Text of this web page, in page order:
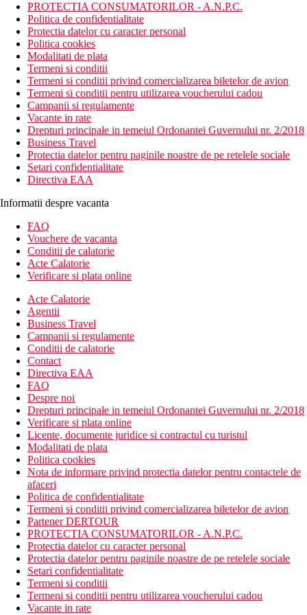
PROTECTIA CONSUMATORILOR - A.N.P.C.
Politica de confidentialitate
Protectia datelor cu caracter personal
Politica cookies
Modalitati de plata
Termeni si conditii
Termeni si conditii privind comercializarea biletelor de avion
Termeni si conditii pentru utilizarea voucherului cadou
Campanii si regulamente
Vacante in rate
Drepturi principale in temeiul Ordonantei Guvernului nr. 2/2018
Business Travel
Protectia datelor pentru paginile noastre de pe retelele sociale
Setari confidentialitate
Directiva EAA
Informatii despre vacanta
FAQ
Vouchere de vacanta
Conditii de calatorie
Acte Calatorie
Verificare si plata online
Acte Calatorie
Agentii
Business Travel
Campanii si regulamente
Conditii de calatorie
Contact
Directiva EAA
FAQ
Despre noi
Drepturi principale in temeiul Ordonantei Guvernului nr. 2/2018
Verificare si plata online
Licente, documente juridice si contractul cu turistul
Modalitati de plata
Politica cookies
Nota de informare privind protectia datelor pentru contactele de
afaceri
Politica de confidentialitate
Termeni si conditii privind comercializarea biletelor de avion
Partener DERTOUR
PROTECTIA CONSUMATORILOR - A.N.P.C.
Protectia datelor cu caracter personal
Protectia datelor pentru paginile noastre de pe retelele sociale
Setari confidentialitate
Termeni si conditii
Termeni si conditii pentru utilizarea voucherului cadou
Vacante in rate